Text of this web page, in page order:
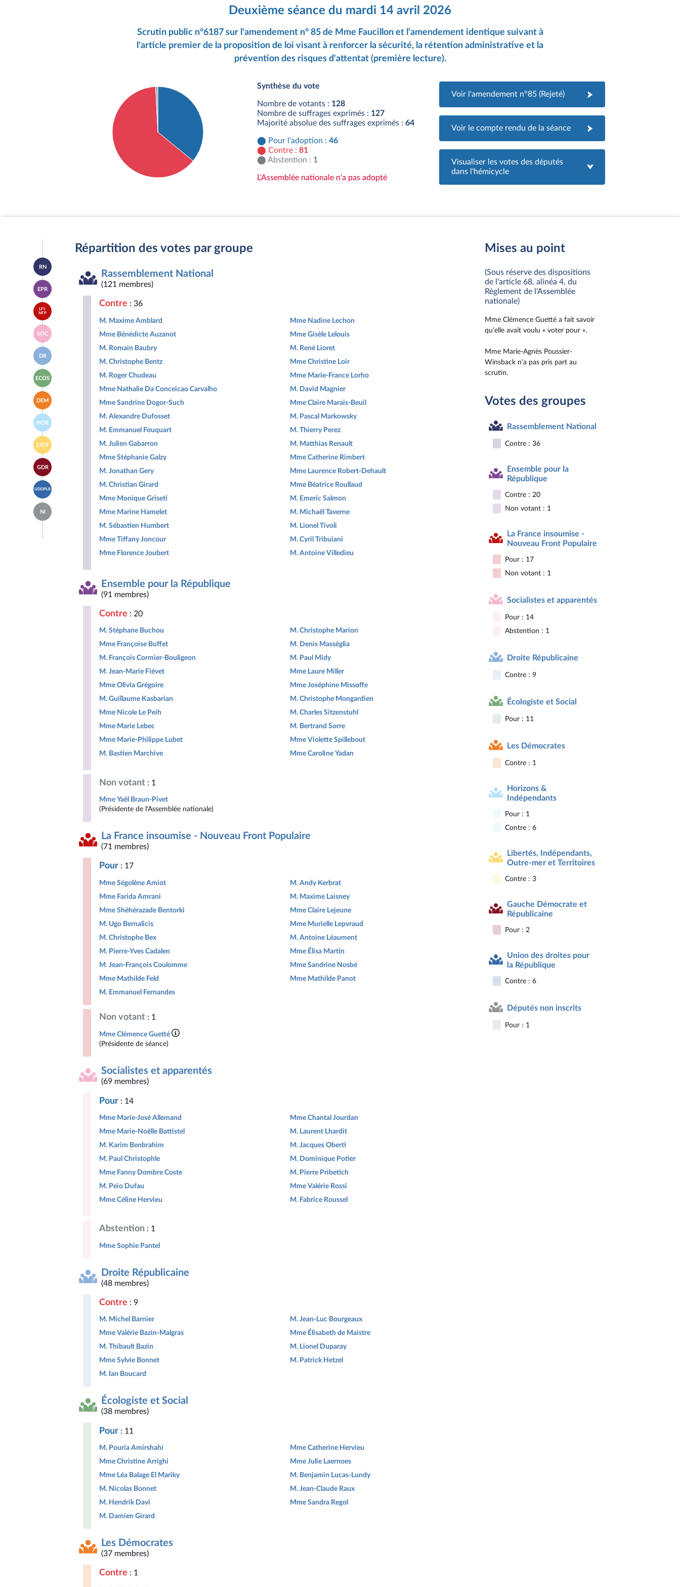
Deuxième séance du mardi 14 avril 2026
Scrutin public n°6187 sur l'amendement n° 85 de Mme Faucillon et l'amendement identique suivant à
l'article premier de la proposition de loi visant à renforcer la sécurité, la rétention administrative et la
prévention des risques d'attentat (première lecture).
Abstention : 1 députés
Synthèse du vote
Nombre de votants : 128
Nombre de suffrages exprimés : 127
Majorité absolue des suffrages exprimés : 64
Pour l'adoption : 46
Contre : 81
Abstention : 1
L'Assemblée nationale n'a pas adopté
Voir l'amendement n°85 (Rejeté)
Voir le compte rendu de la séance
Visualiser les votes des députés
dans l'hémicycle
Accéder
à la
page
du
groupe
Rassemblement
National
RN
Accéder
à la
page
du
groupe
Ensemble
pour
la
République
EPR
Accéder
à la
page
du
groupe
La
France
insoumise
-
Nouveau
Front
Populaire
LFI-
NFP
Accéder
à la
page
du
groupe
Socialistes
et
apparentés
SOC
Accéder
à la
page
du
groupe
Droite
Républicaine
DR
Accéder
à la
page
du
groupe
Écologiste
et
Social
ECOS
Accéder
à la
page
du
groupe
Les
Démocrates
DEM
Accéder
à la
page
du
groupe
Horizons
&
Indépendants
HOR
Accéder
à la
page
du
groupe
Libertés,
Indépendants,
Outre-
mer
et
Territoires
LIOT
Accéder
à la
page
du
groupe
Gauche
Démocrate
et
GDR
Accéder
à la
page
du
groupe
droites
UDDPLR
Accéder
à la
page
groupe
NI
Répartition des votes par groupe
Rassemblement National
(121 membres)
Contre : 36
M. Maxime Amblard
Mme Bénédicte Auzanot
M. Romain Baubry
M. Christophe Bentz
M. Roger Chudeau
Mme Nathalie Da Conceicao Carvalho
Mme Sandrine Dogor-Such
M. Alexandre Dufosset
M. Emmanuel Fouquart
M. Julien Gabarron
Mme Stéphanie Galzy
M. Jonathan Gery
M. Christian Girard
Mme Monique Griseti
Mme Marine Hamelet
M. Sébastien Humbert
Mme Tiffany Joncour
Mme Florence Joubert
Mme Nadine Lechon
Mme Gisèle Lelouis
M. René Lioret
Mme Christine Loir
Mme Marie-France Lorho
M. David Magnier
Mme Claire Marais-Beuil
M. Pascal Markowsky
M. Thierry Perez
M. Matthias Renault
Mme Catherine Rimbert
Mme Laurence Robert-Dehault
Mme Béatrice Roullaud
M. Emeric Salmon
M. Michaël Taverne
M. Lionel Tivoli
M. Cyril Tribuiani
M. Antoine Villedieu
Ensemble pour la République
(91 membres)
Contre : 20
M. Stéphane Buchou
Mme Françoise Buffet
M. François Cormier-Bouligeon
M. Jean-Marie Fiévet
Mme Olivia Grégoire
M. Guillaume Kasbarian
Mme Nicole Le Peih
Mme Marie Lebec
Mme Marie-Philippe Lubet
M. Bastien Marchive
M. Christophe Marion
M. Denis Masséglia
M. Paul Midy
Mme Laure Miller
Mme Joséphine Missoffe
M. Christophe Mongardien
M. Charles Sitzenstuhl
M. Bertrand Sorre
Mme Violette Spillebout
Mme Caroline Yadan
Non votant : 1
Mme Yaël Braun-Pivet
(Présidente de l'Assemblée nationale)
La France insoumise - Nouveau Front Populaire
(71 membres)
Pour : 17
Mme Ségolène Amiot
Mme Farida Amrani
Mme Shéhérazade Bentorki
M. Ugo Bernalicis
M. Christophe Bex
M. Pierre-Yves Cadalen
M. Jean-François Coulomme
Mme Mathilde Feld
M. Emmanuel Fernandes
M. Andy Kerbrat
M. Maxime Laisney
Mme Claire Lejeune
Mme Murielle Lepvraud
M. Antoine Léaument
Mme Élisa Martin
Mme Sandrine Nosbé
Mme Mathilde Panot
Non votant : 1
Mme Clémence Guetté
(Présidente de séance)
Socialistes et apparentés
(69 membres)
Pour : 14
Mme Marie-José Allemand
Mme Marie-Noëlle Battistel
M. Karim Benbrahim
M. Paul Christophle
Mme Fanny Dombre Coste
M. Peio Dufau
Mme Céline Hervieu
Mme Chantal Jourdan
M. Laurent Lhardit
M. Jacques Oberti
M. Dominique Potier
M. Pierre Pribetich
Mme Valérie Rossi
M. Fabrice Roussel
Abstention : 1
Mme Sophie Pantel
Droite Républicaine
(48 membres)
Contre : 9
M. Michel Barnier
Mme Valérie Bazin-Malgras
M. Thibault Bazin
Mme Sylvie Bonnet
M. Ian Boucard
M. Jean-Luc Bourgeaux
Mme Élisabeth de Maistre
M. Lionel Duparay
M. Patrick Hetzel
Écologiste et Social
(38 membres)
Pour : 11
M. Pouria Amirshahi
Mme Christine Arrighi
Mme Léa Balage El Mariky
M. Nicolas Bonnet
M. Hendrik Davi
M. Damien Girard
Mme Catherine Hervieu
Mme Julie Laernoes
M. Benjamin Lucas-Lundy
M. Jean-Claude Raux
Mme Sandra Regol
Les Démocrates
(37 membres)
Contre : 1
Mises au point
(Sous réserve des dispositions
de l'article 68, alinéa 4, du
Règlement de l'Assemblée
nationale)
Mme Clémence Guetté a fait savoir
qu'elle avait voulu « voter pour ».
Mme Marie-Agnès Poussier-
Winsback n'a pas pris part au
scrutin.
Votes des groupes
Rassemblement National
Contre : 36
Ensemble pour la
République
Contre : 20
Non votant : 1
La France insoumise -
Nouveau Front Populaire
Pour : 17
Non votant : 1
Socialistes et apparentés
Pour : 14
Abstention : 1
Droite Républicaine
Contre : 9
Écologiste et Social
Pour : 11
Les Démocrates
Contre : 1
Horizons &
Indépendants
Pour : 1
Contre : 6
Libertés, Indépendants,
Outre-mer et Territoires
Contre : 3
Gauche Démocrate et
Républicaine
Pour : 2
Union des droites pour
la République
Contre : 6
Députés non inscrits
Pour : 1